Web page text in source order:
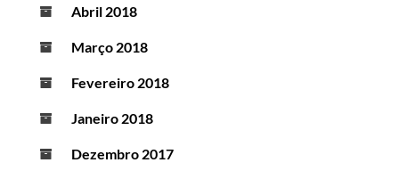
Abril 2018
Março 2018
Fevereiro 2018
Janeiro 2018
Dezembro 2017